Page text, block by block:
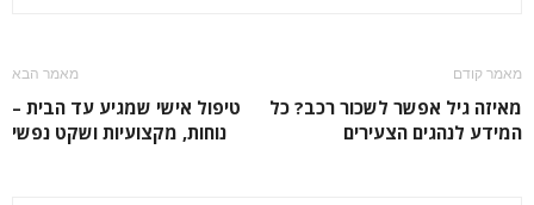
מאמר קודם
מאיזה גיל אפשר לשכור רכב? כל
המידע לנהגים הצעירים
מאמר הבא
טיפול אישי שמגיע עד הבית –
נוחות, מקצועיות ושקט נפשי